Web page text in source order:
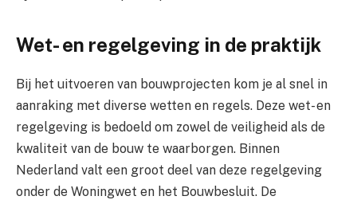
Wet- en regelgeving in de praktijk
Bij het uitvoeren van bouwprojecten kom je al snel in
aanraking met diverse wetten en regels. Deze wet- en
regelgeving is bedoeld om zowel de veiligheid als de
kwaliteit van de bouw te waarborgen. Binnen
Nederland valt een groot deel van deze regelgeving
onder de Woningwet en het Bouwbesluit. De